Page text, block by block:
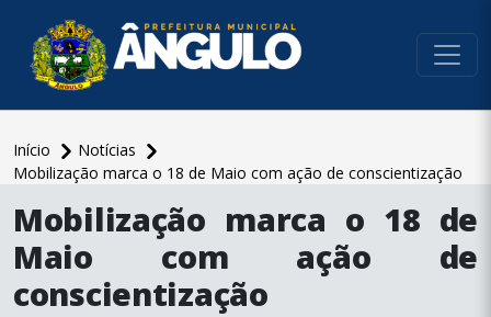
Início
Notícias
Mobilização marca o 18 de Maio com ação de conscientização
principal
Mobilização marca o 18 de
Maio com ação de
conscientização